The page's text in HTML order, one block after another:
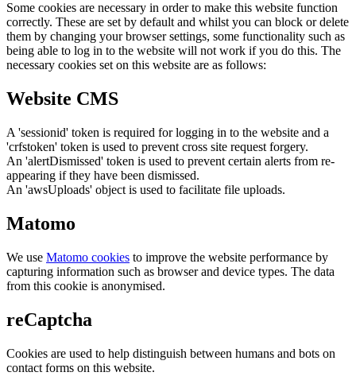
Some cookies are necessary in order to make this website function
correctly. These are set by default and whilst you can block or delete
them by changing your browser settings, some functionality such as
being able to log in to the website will not work if you do this. The
necessary cookies set on this website are as follows:
Website CMS
A 'sessionid' token is required for logging in to the website and a
'crfstoken' token is used to prevent cross site request forgery.
An 'alertDismissed' token is used to prevent certain alerts from re-
appearing if they have been dismissed.
An 'awsUploads' object is used to facilitate file uploads.
Matomo
We use Matomo cookies to improve the website performance by
capturing information such as browser and device types. The data
from this cookie is anonymised.
reCaptcha
Cookies are used to help distinguish between humans and bots on
contact forms on this website.